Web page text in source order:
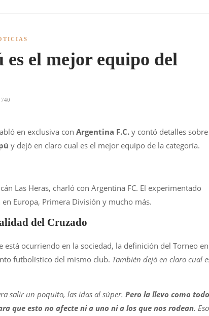
el mejor equipo del
740
en exclusiva con Argentina F.C. y contó detalles sobre
y dejó en claro cual es el mejor equipo de la categoría.
Las Heras, charló con Argentina FC. El experimentado
Europa, Primera División y mucho más.
del Cruzado
ocurriendo en la sociedad, la definición del Torneo
futbolístico del mismo club. También dejó en claro cual
salir un poquito, las idas al súper. Pero la llevo como
que esto no afecte ni a uno ni a los que nos rodean. Eso